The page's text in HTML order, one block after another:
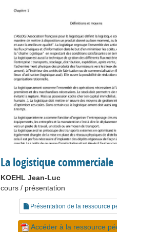
La logistique commerciale
KOEHL Jean-Luc
cours / présentation
Présentation de la ressource pédagogique
Accéder à la ressource pédagogique